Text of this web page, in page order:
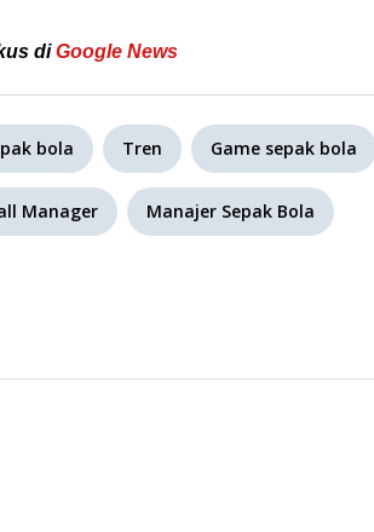
diGoogle News
bola Tren Game sepak bola
Manager Manajer Sepak Bola